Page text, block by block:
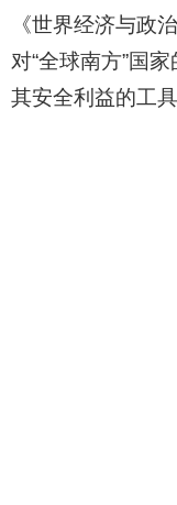
《世界经济与政
对“全球南方”国
其安全利益的工具